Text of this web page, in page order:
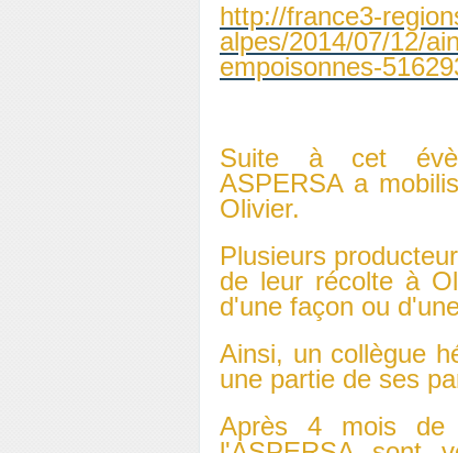
http://france3-
alpes/2014/07/12/
empoisonnes-
Suite à cet
ASPERSA a
Olivier.
Plusieurs
de leur récolte à
d'une façon ou
Ainsi, un collègue
une partie de ses
Après 4 mois de